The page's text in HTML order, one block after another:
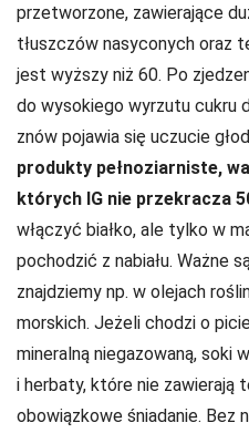
przetworzone, zawierające
tłuszczów nasyconych oraz
jest wyższy niż 60. Po
do wysokiego wyrzutu cukru
znów pojawia się uczucie
produkty pełnoziarniste,
których IG nie przekracza
włączyć białko, ale tylko w
pochodzić z nabiału. Ważne
znajdziemy np. w olejach
morskich. Jeżeli chodzi o
mineralną niegazowaną, soki
i herbaty, które nie zawierają
obowiązkowe śniadanie. Bez